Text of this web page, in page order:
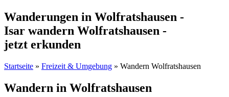
Wanderungen in Wolfratshausen -
Isar wandern Wolfratshausen -
jetzt erkunden
Startseite » Freizeit & Umgebung » Wandern Wolfratshausen
Wandern in Wolfratshausen